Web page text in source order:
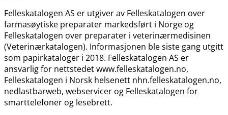
Felleskatalogen AS er utgiver av Felleskatalogen over
farmasøytiske preparater markedsført i Norge og
Felleskatalogen over preparater i veterinærmedisinen
(Veterinærkatalogen). Informasjonen ble siste gang utgitt
som papirkataloger i 2018. Felleskatalogen AS er
ansvarlig for nettstedet www.felleskatalogen.no,
Felleskatalogen i Norsk helsenett nhn.felleskatalogen.no,
nedlastbarweb, webservicer og Felleskatalogen for
smarttelefoner og lesebrett.